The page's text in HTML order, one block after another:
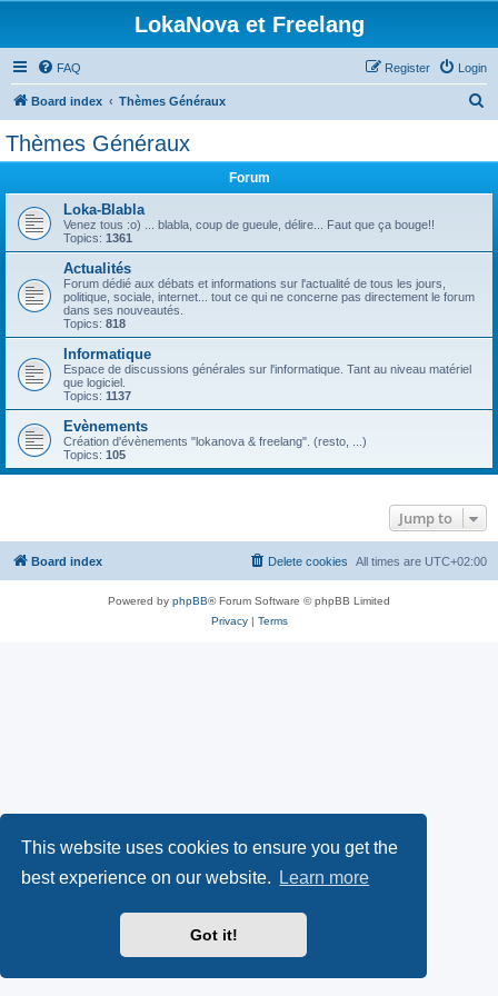
This website uses cookies to ensure you get the
best experience on our website.
Learn more
Got it!
LokaNova et Freelang
FAQ Login
Register
Board index Thèmes Généraux
Thèmes Généraux
Forum
Loka-Blabla
Venez tous :o) ... blabla, coup de gueule, délire... Faut que ça bouge!!
Topics: 1361
Actualités
Forum dédié aux débats et informations sur l'actualité de tous les jours,
politique, sociale, internet... tout ce qui ne concerne pas directement le forum
dans ses nouveautés.
Topics: 818
Informatique
Espace de discussions générales sur l'informatique. Tant au niveau matériel
que logiciel.
Topics: 1137
Evènements
Création d'évènements "lokanova & freelang". (resto, ...)
Topics: 105
Jump to
Board index All times are UTC+02:00
Delete cookies
Powered by phpBB® Forum Software © phpBB Limited
Privacy| Terms